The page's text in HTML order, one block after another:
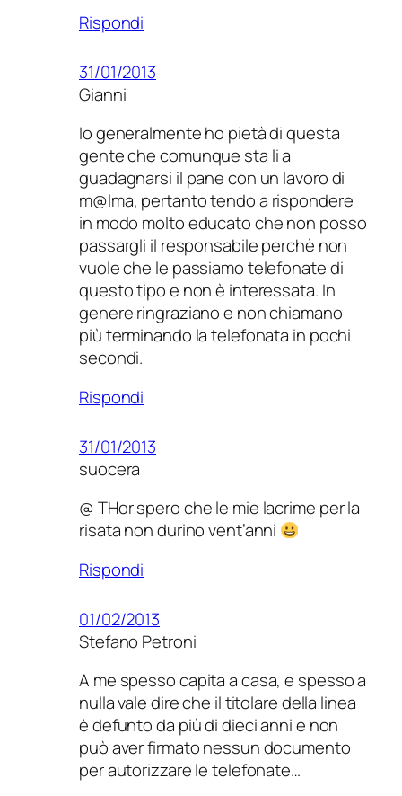
Rispondi
31/01/2013
Gianni
Io generalmente ho pietà di questa
gente che comunque sta li a
guadagnarsi il pane con un lavoro di
m@lma, pertanto tendo a rispondere
in modo molto educato che non posso
passargli il responsabile perchè non
vuole che le passiamo telefonate di
questo tipo e non è interessata. In
genere ringraziano e non chiamano
più terminando la telefonata in pochi
secondi.
Rispondi
31/01/2013
suocera
@ THor spero che le mie lacrime per la
risata non durino vent’anni
Rispondi
01/02/2013
Stefano Petroni
A me spesso capita a casa, e spesso a
nulla vale dire che il titolare della linea
è defunto da più di dieci anni e non
può aver firmato nessun documento
per autorizzare le telefonate…